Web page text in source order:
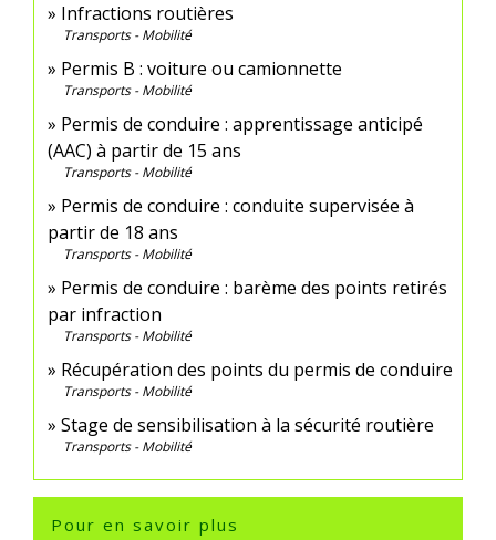
Infractions routières
Transports - Mobilité
Permis B : voiture ou camionnette
Transports - Mobilité
Permis de conduire : apprentissage anticipé
(AAC) à partir de 15 ans
Transports - Mobilité
Permis de conduire : conduite supervisée à
partir de 18 ans
Transports - Mobilité
Permis de conduire : barème des points retirés
par infraction
Transports - Mobilité
Récupération des points du permis de conduire
Transports - Mobilité
Stage de sensibilisation à la sécurité routière
Transports - Mobilité
Pour en savoir plus